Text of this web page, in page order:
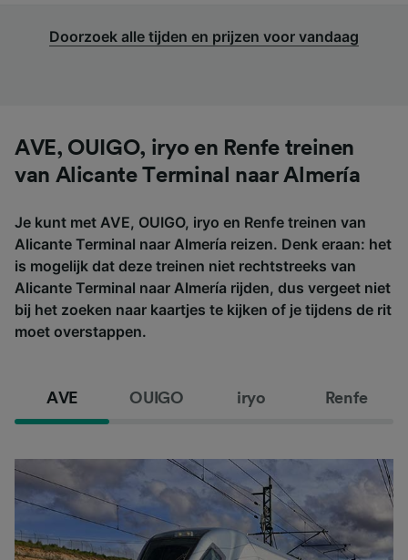
Doorzoek alle tijden en prijzen voor vandaag
AVE, OUIGO, iryo en Renfe treinen
van Alicante Terminal naar Almería
Je kunt met AVE, OUIGO, iryo en Renfe treinen van
Alicante Terminal naar Almería reizen. Denk eraan: het
is mogelijk dat deze treinen niet rechtstreeks van
Alicante Terminal naar Almería rijden, dus vergeet niet
bij het zoeken naar kaartjes te kijken of je tijdens de rit
moet overstappen.
AVE OUIGO iryo Renfe